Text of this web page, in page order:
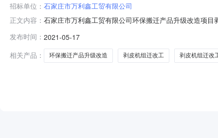
招标单位： 石家庄市万利鑫工贸有限公司
正文内容： 石家庄市万利鑫工贸有限公司环保搬迁产品升级改造项
有限公司。项目已具备招标条件，现对该项目进行公开
长安区和平东路，本工程采用采
发布时间： 2021-05-17
相关产品：
环保搬迁产品升级改造 剥皮机组迁改工 剥皮机组迁改